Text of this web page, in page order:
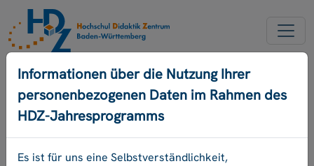
NEUER ACCOUNT
PASSWORD VERGESSEN
ENGLISCH
Informationen über die Nutzung Ihrer
personenbezogenen Daten im Rahmen des
HDZ-Jahresprogramms
Es ist für uns eine Selbstverständlichkeit,